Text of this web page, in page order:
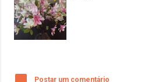
Postar um comentário